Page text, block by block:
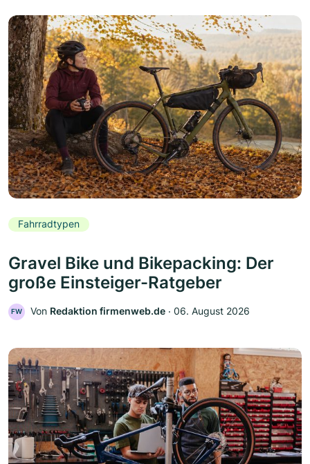
Fahrradtypen
Gravel Bike und Bikepacking: Der
große Einsteiger-Ratgeber
FW Von Redaktion firmenweb.de ‧ 06. August 2026